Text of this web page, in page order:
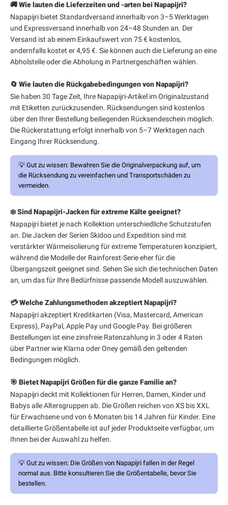
🚚 Wie lauten die Lieferzeiten und -arten bei Napapijri?
Napapijri bietet Standardversand innerhalb von 3–5 Werktagen
und Expressversand innerhalb von 24–48 Stunden an. Der
Versand ist ab einem Einkaufswert von 75 € kostenlos,
andernfalls kostet er 4,95 €. Sie können auch die Lieferung an eine
Abholstelle oder die Abholung in Partnergeschäften wählen.
🔄 Wie lauten die Rückgabebedingungen von Napapijri?
Sie haben 30 Tage Zeit, Ihre Napapijri-Artikel im Originalzustand
mit Etiketten zurückzusenden. Rücksendungen sind kostenlos
über den Ihrer Bestellung beiliegenden Rücksendeschein möglich.
Die Rückerstattung erfolgt innerhalb von 5–7 Werktagen nach
Eingang Ihrer Rücksendung.
💡 Gut zu wissen: Bewahren Sie die Originalverpackung auf, um
die Rücksendung zu vereinfachen und Transportschäden zu
vermeiden.
❄️ Sind Napapijri-Jacken für extreme Kälte geeignet?
Napapijri bietet je nach Kollektion unterschiedliche Schutzstufen
an. Die Jacken der Serien Skidoo und Expedition sind mit
verstärkter Wärmeisolierung für extreme Temperaturen konzipiert,
während die Modelle der Rainforest-Serie eher für die
Übergangszeit geeignet sind. Sehen Sie sich die technischen Daten
an, um das für Ihre Bedürfnisse passende Modell auszuwählen.
💳 Welche Zahlungsmethoden akzeptiert Napapijri?
Napapijri akzeptiert Kreditkarten (Visa, Mastercard, American
Express), PayPal, Apple Pay und Google Pay. Bei größeren
Bestellungen ist eine zinsfreie Ratenzahlung in 3 oder 4 Raten
über Partner wie Klarna oder Oney gemäß den geltenden
Bedingungen möglich.
🎯 Bietet Napapijri Größen für die ganze Familie an?
Napapijri deckt mit Kollektionen für Herren, Damen, Kinder und
Babys alle Altersgruppen ab. Die Größen reichen von XS bis XXL
für Erwachsene und von 6 Monaten bis 14 Jahren für Kinder. Eine
detaillierte Größentabelle ist auf jeder Produktseite verfügbar, um
Ihnen bei der Auswahl zu helfen.
💡 Gut zu wissen: Die Größen von Napapijri fallen in der Regel
normal aus. Bitte konsultieren Sie die Größentabelle, bevor Sie
bestellen.